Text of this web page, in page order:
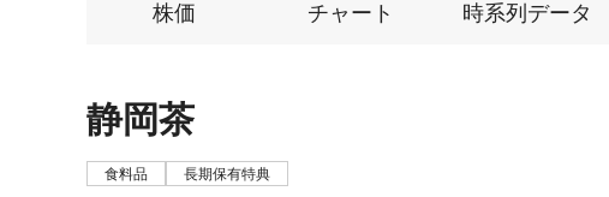
株価 チャート 時系列データ
静岡茶
食料品 長期保有特典